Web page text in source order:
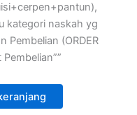
kategori naskah yg
Pembelian (ORDER